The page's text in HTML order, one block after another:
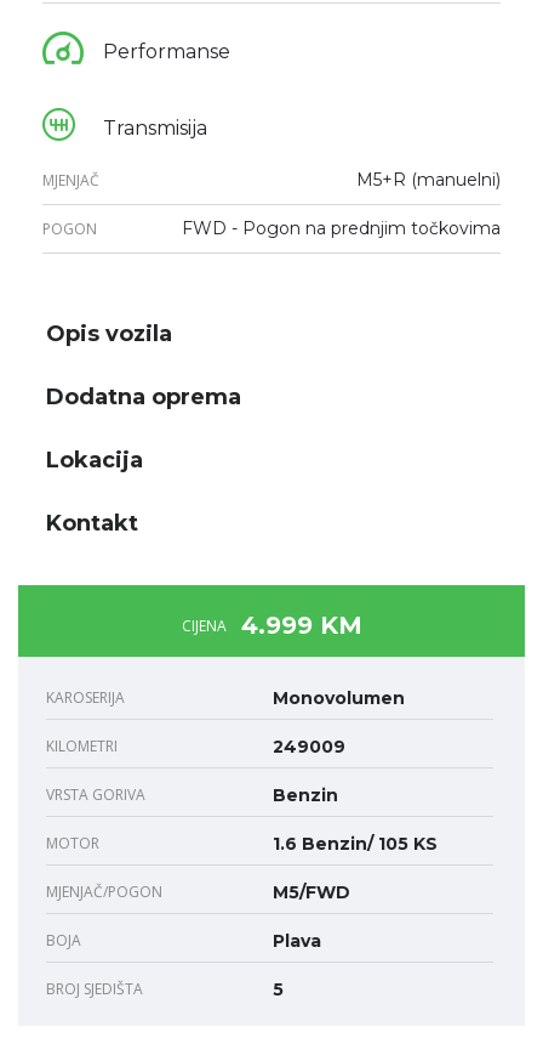
Performanse
Transmisija
MJENJAČ M5+R (manuelni)
POGON FWD - Pogon na prednjim točkovima
Opis vozila
Dodatna oprema
Lokacija
Kontakt
CIJENA 4.999 KM
KAROSERIJA Monovolumen
KILOMETRI 249009
VRSTA GORIVA Benzin
MOTOR 1.6 Benzin/ 105 KS
MJENJAČ/POGON M5/FWD
BOJA Plava
BROJ SJEDIŠTA 5